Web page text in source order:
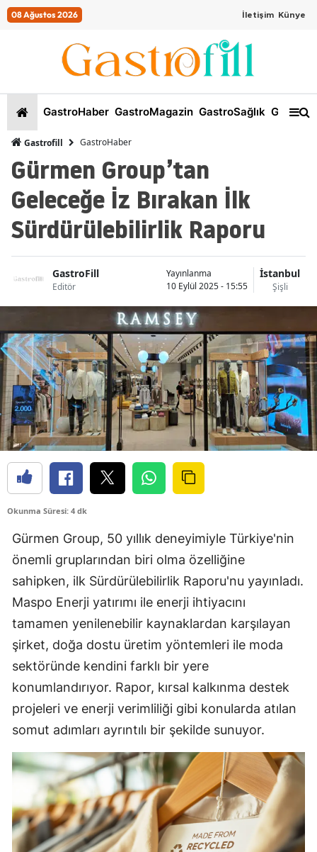
08 Ağustos 2026 İletişim Künye
GastroHaber GastroMagazin GastroSağlık
Gastrofill GastroHaber
Gürmen Group’tan
Geleceğe İz Bırakan İlk
Sürdürülebilirlik Raporu
GastroFill
Editör
Yayınlanma
10 Eylül 2025 - 15:55
İstanbul
Şişli
Okunma Süresi: 4 dk
Gürmen Group, 50 yıllık deneyimiyle Türkiye'nin
önemli gruplarından biri olma özelliğine
sahipken, ilk Sürdürülebilirlik Raporu'nu yayınladı.
Maspo Enerji yatırımı ile enerji ihtiyacını
tamamen yenilenebilir kaynaklardan karşılayan
şirket, doğa dostu üretim yöntemleri ile moda
sektöründe kendini farklı bir yere
konumlandırıyor. Rapor, kırsal kalkınma destek
projeleri ve enerji verimliliği gibi konularda atılan
somut adımları ayrıntılı bir şekilde sunuyor.